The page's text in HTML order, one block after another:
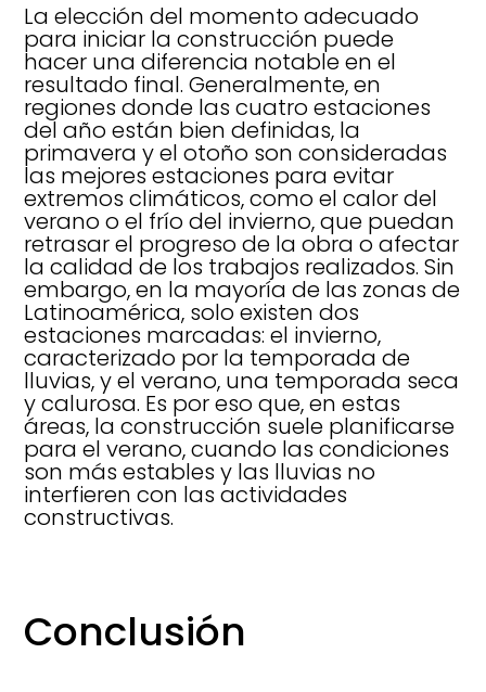
La elección del momento adecuado
para iniciar la construcción puede
hacer una diferencia notable en el
resultado final. Generalmente, en
regiones donde las cuatro estaciones
del año están bien definidas, la
primavera y el otoño son consideradas
las mejores estaciones para evitar
extremos climáticos, como el calor del
verano o el frío del invierno, que puedan
retrasar el progreso de la obra o afectar
la calidad de los trabajos realizados. Sin
embargo, en la mayoría de las zonas de
Latinoamérica, solo existen dos
estaciones marcadas: el invierno,
caracterizado por la temporada de
lluvias, y el verano, una temporada seca
y calurosa. Es por eso que, en estas
áreas, la construcción suele planificarse
para el verano, cuando las condiciones
son más estables y las lluvias no
interfieren con las actividades
constructivas.
Conclusión